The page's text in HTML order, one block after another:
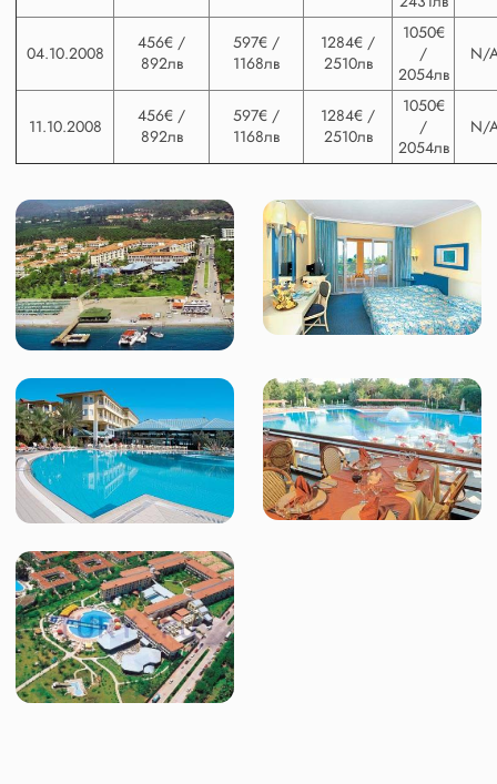
04.10.2008
456€ /
892лв
597€ /
1168лв
1284€ /
2510лв
1050€
/
2054лв
N/
11.10.2008
456€ /
892лв
597€ /
1168лв
1284€ /
2510лв
1050€
/
2054лв
N/